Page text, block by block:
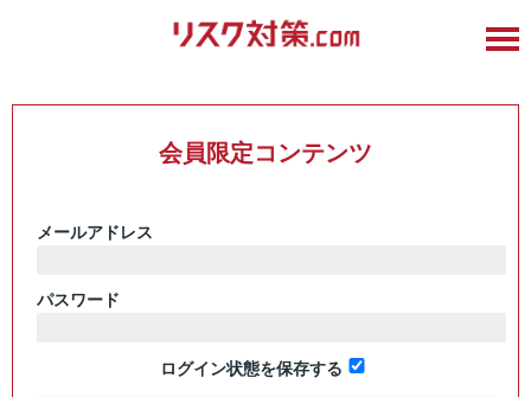
会員限定コンテンツ
メールアドレス
パスワード
ログイン状態を保存する